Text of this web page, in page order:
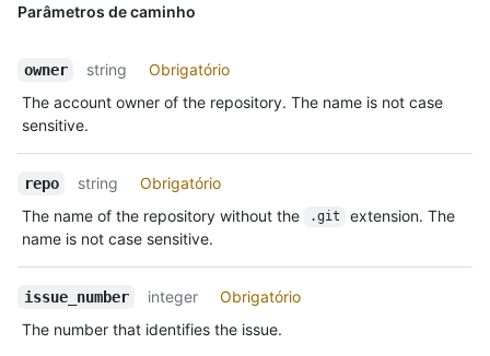
Parâmetros de caminho
owner string
Obrigatório
The account owner of the repository. The name is not case
sensitive.
repo string
Obrigatório
The name of the repository without the
.git
extension. The
name is not case sensitive.
issue_number integer
Obrigatório
The number that identifies the issue.